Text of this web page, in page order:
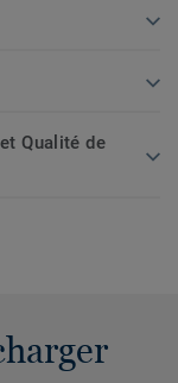
Qualité de